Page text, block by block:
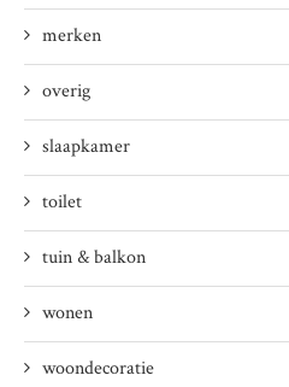
merken
overig
slaapkamer
toilet
tuin & balkon
wonen
woondecoratie